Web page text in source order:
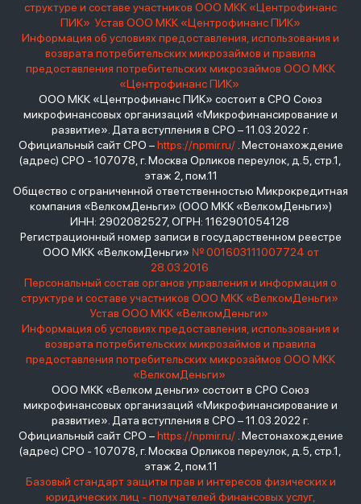
структуре и составе участников ООО МКК «Центрофинанс
ПИК» Устав ООО МКК «Центрофинанс ПИК»
Информация об условиях предоставления, использования и
возврата потребительских микрозаймов и правила
предоставления потребительских микрозаймов ООО МКК
«Центрофинанс ПИК»
ООО МКК «Центрофинанс ПИК» состоит в СРО Союз
микрофинансовых организаций «Микрофинансирование и
развитие». Дата вступления в СРО – 11.03.2022 г.
Официальный сайт СРО –https://npmir.ru/. Местонахождение
(адрес) СРО - 107078, г. Москва Орликов переулок, д.5, стр.1,
этаж 2, пом.11
Общество с ограниченной ответственностью Микрокредитная
компания «ВелкомДеньги» (ООО МКК «ВелкомДеньги»)
ИНН: 2902082527, ОГРН: 1162901054128
Регистрационный номер записи в государственном реестре
ООО МКК «ВелкомДеньги» № 001603111007724 от
28.03.2016
Персональный состав органов управления и информация о
структуре и составе участников ООО МКК «ВелкомДеньги»
Устав ООО МКК «ВелкомДеньги»
Информация об условиях предоставления, использования и
возврата потребительских микрозаймов и правила
предоставления потребительских микрозаймов ООО МКК
«ВелкомДеньги»
ООО МКК «Велком деньги» состоит в СРО Союз
микрофинансовых организаций «Микрофинансирование и
развитие». Дата вступления в СРО – 11.03.2022 г.
Официальный сайт СРО –https://npmir.ru/. Местонахождение
(адрес) СРО - 107078, г. Москва Орликов переулок, д.5, стр.1,
этаж 2, пом.11
Базовый стандарт защиты прав и интересов физических и
юридических лиц - получателей финансовых услуг,